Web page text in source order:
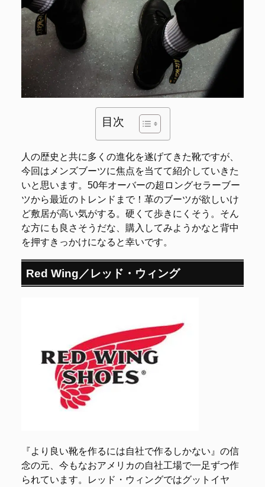
目次
人の歴史と共に多くの進化を遂げてきた靴ですが、
今回はメンズブーツに焦点を当てて紹介していきた
いと思います。50年オーバーの超ロングセラーブー
ツから最近のトレンドまで！革のブーツが欲しいけ
ど敷居が高い気がする。硬くて歩きにくそう。そん
な方にも良さそうだな、購入してみようかなと背中
を押すきっかけになると幸いです。
Red Wing／レッド・ウィング
『より良い靴を作るには自社で作るしかない』の信
念の元、今もなおアメリカの自社工場で一足ずつ作
られています。レッド・ウィングではグットイヤ